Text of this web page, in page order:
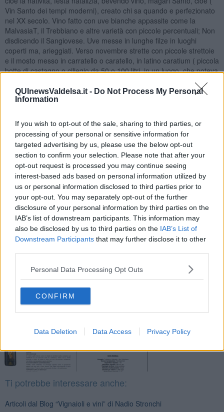
QUInewsValdelsa.it - Do Not Process My Personal
Information
If you wish to opt-out of the sale, sharing to third parties, or
processing of your personal or sensitive information for
targeted advertising by us, please use the below opt-out
section to confirm your selection. Please note that after your
opt-out request is processed you may continue seeing
interest-based ads based on personal information utilized by
us or personal information disclosed to third parties prior to
your opt-out. You may separately opt-out of the further
disclosure of your personal information by third parties on the
IAB’s list of downstream participants. This information may
also be disclosed by us to third parties on the IAB’s List of
Downstream Participants that may further disclose it to other
Personal Data Processing Opt Outs
CONFIRM
Data Deletion Data Access Privacy Policy
Vin Santo dei tempi moderni), creato chi sa quando e perfezionato
nel XX secolo. Vino fatto con uve bianche appassite come la
MalvasiaT, il Trebbiano e altre varietà con piccole percentuali; Non
disdicendo il Sangiovese. Uve messe in lunghe filze in luoghi
coperti ma, arieggiati. Verso novembre strette con piccole strettoie
e il mosto messo in carratello o caratello, in latino caratium ( piccola
botte di castagno o ciliegio da 50 o 100 litri, in un luogo, che poteva
essere la soffitta, nella quale c’era la temperatura elevata per
consentire una fermentazione lunga da dare al vino molta alcolicità,
15, 16 o più di gr alcool, ma dal sapore dolce, quasi secco o secco.
con gradualità della dolcezza; Dipendeva anche dalla domanda del
consumatore. Oggi, il consumatore vuole il vino dolce e molto
alcolico, e gli viene offerto il Vin Santo per tradizione con una
propria “veste”, ma in realtà si potrebbe definire un passito? In
qualche caso si!, il passito ha un profumo e un gusto molto più
complessi del Vin Santo.
Nadio Stronchi
alle 20:00 direttamente nella tua casella di posta.
Basta cliccareQUI
Fotogallery
Ti potrebbe interessare anche:
Articoli dal Blog “Vignaioli e vini” di Nadio Stronchi